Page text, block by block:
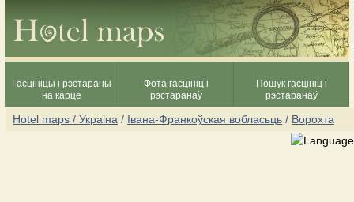
Гасцініцы і рэстараны
на карце
Фота гасцініц і
рэстаранаў
Пошук гасцініц і
рэстаранаў
Hotel maps / Украіна / Івана-Франкоўская вобласьць / Ворохта